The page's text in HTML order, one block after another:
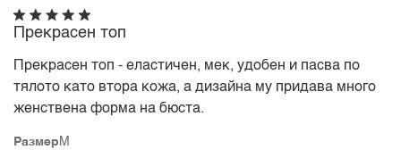
Размер M
Прекрасен топ
Прекрасен топ - еластичен, мек, удобен и пасва по
тялото като втора кожа, а дизайна му придава много
женствена форма на бюста.